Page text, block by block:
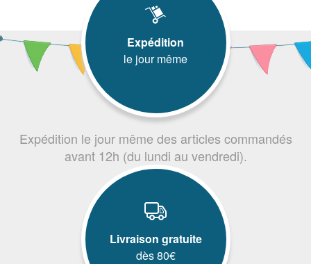
Expédition
le jour même
Expédition le jour même des articles commandés
avant 12h (du lundi au vendredi).
Livraison gratuite
dès 80€